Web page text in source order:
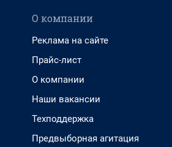
О компании
Реклама на сайте
Прайс-лист
О компании
Наши вакансии
Техподдержка
Предвыборная агитация